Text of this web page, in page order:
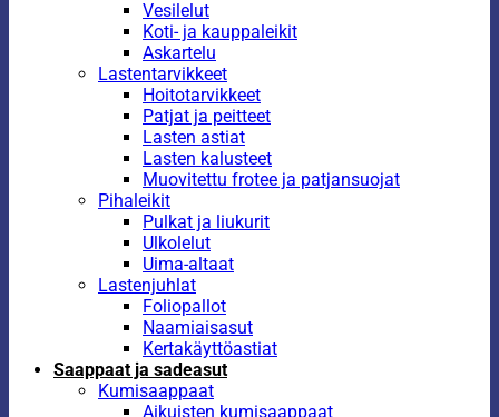
Vesilelut
Koti- ja kauppaleikit
Askartelu
Lastentarvikkeet
Hoitotarvikkeet
Patjat ja peitteet
Lasten astiat
Lasten kalusteet
Muovitettu frotee ja patjansuojat
Pihaleikit
Pulkat ja liukurit
Ulkolelut
Uima-altaat
Lastenjuhlat
Foliopallot
Naamiaisasut
Kertakäyttöastiat
Saappaat ja sadeasut
Kumisaappaat
Aikuisten kumisaappaat